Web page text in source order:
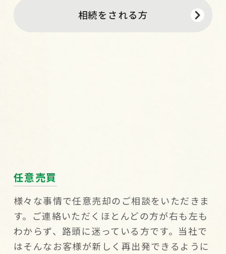
相続をされる方
任意売買
様々な事情で任意売却のご相談をいただきま
す。 ご連絡いただくほとんどの方が右も左も
わからず、路頭に迷っている方です。当社で
はそんなお客様が新しく再出発できるように